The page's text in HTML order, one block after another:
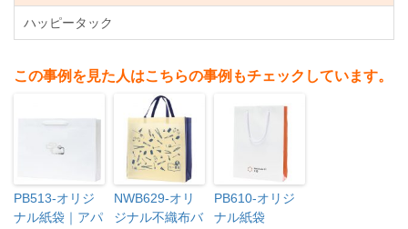
ハッピータック
この事例を見た人はこちらの事例もチェックしています。
PB513-オリジ
ナル紙袋｜アパ
NWB629-オリ
ジナル不織布バ
PB610-オリジ
ナル紙袋